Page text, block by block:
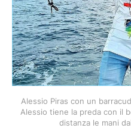
Alessio Piras con un
Alessio tiene la preda con il
distanza le mani